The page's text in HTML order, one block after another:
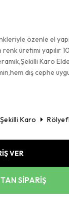
özenle el
üretimi yapılır
Karo
dış cephe
Karo
VER
SİPARİŞ